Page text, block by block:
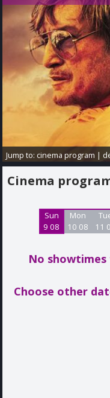
Jump to:cinema program |
Cinema
Sun
9 08
Mon
10 08
11
No
Choose other